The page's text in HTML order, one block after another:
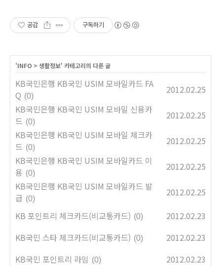
공감 구독하기
'INFO > 생활정보' 카테고리의 다른 글
KB국민은행 KB국민 USIM 모바일카드 FA
Q (0)
2012.02.25
KB국민은행 KB국민 USIM 모바일 신용카
드 (0)
2012.02.25
KB국민은행 KB국민 USIM 모바일 체크카
드 (0)
2012.02.25
KB국민은행 KB국민 USIM 모바일카드 이
용 (0)
2012.02.25
KB국민은행 KB국민 USIM 모바일카드 발
급 (0)
2012.02.25
KB 포인트리 체크카드(비교통카드) (0)
2012.02.23
KB국민 스타 체크카드(비교통카드) (0)
2012.02.23
KB국민 포인트리 라임 (0)
2012.02.23